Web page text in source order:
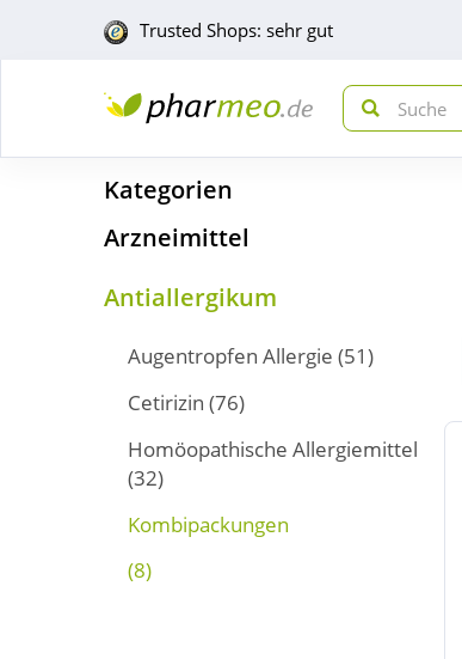
Trusted Shops: sehr gut
Kategorien
Arzneimittel
Antiallergikum
Augentropfen Allergie (51)
Cetirizin (76)
Homöopathische Allergiemittel
(32)
Kombipackungen
(8)